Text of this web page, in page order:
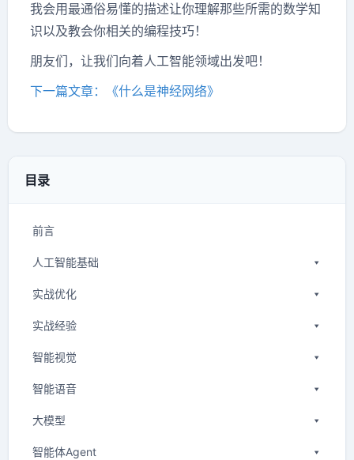
我会用最通俗易懂的描述让你理解那些所需的数学知
识以及教会你相关的编程技巧！
朋友们，让我们向着人工智能领域出发吧！
下一篇文章：《什么是神经网络》
目录
前言
人工智能基础
实战优化
实战经验
智能视觉
智能语音
大模型
智能体Agent